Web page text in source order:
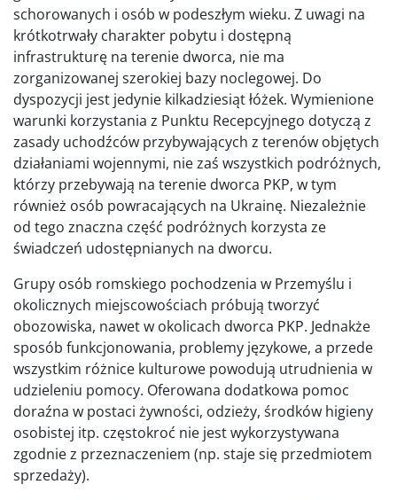
schorowanych i osób w podeszłym wieku. Z uwagi na
krótkotrwały charakter pobytu i dostępną
infrastrukturę na terenie dworca, nie ma
zorganizowanej szerokiej bazy noclegowej. Do
dyspozycji jest jedynie kilkadziesiąt łóżek. Wymienione
warunki korzystania z Punktu Recepcyjnego dotyczą z
zasady uchodźców przybywających z terenów objętych
działaniami wojennymi, nie zaś wszystkich podróżnych,
którzy przebywają na terenie dworca PKP, w tym
również osób powracających na Ukrainę. Niezależnie
od tego znaczna część podróżnych korzysta ze
świadczeń udostępnianych na dworcu.
Grupy osób romskiego pochodzenia w Przemyślu i
okolicznych miejscowościach próbują tworzyć
obozowiska, nawet w okolicach dworca PKP. Jednakże
sposób funkcjonowania, problemy językowe, a przede
wszystkim różnice kulturowe powodują utrudnienia w
udzieleniu pomocy. Oferowana dodatkowa pomoc
doraźna w postaci żywności, odzieży, środków higieny
osobistej itp. częstokroć nie jest wykorzystywana
zgodnie z przeznaczeniem (np. staje się przedmiotem
sprzedaży).